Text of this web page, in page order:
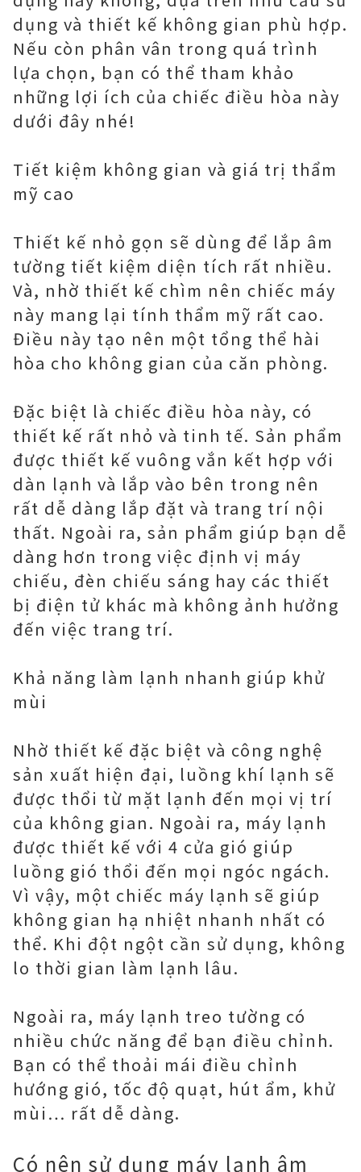
dụng và thiết kế không gian phù hợp.
Nếu còn phân vân trong quá trình
lựa chọn, bạn có thể tham khảo
những lợi ích của chiếc điều hòa này
dưới đây nhé!
Tiết kiệm không gian và giá trị thẩm
mỹ cao
Thiết kế nhỏ gọn sẽ dùng để lắp âm
tường tiết kiệm diện tích rất nhiều.
Và, nhờ thiết kế chìm nên chiếc máy
này mang lại tính thẩm mỹ rất cao.
Điều này tạo nên một tổng thể hài
hòa cho không gian của căn phòng.
Đặc biệt là chiếc điều hòa này, có
thiết kế rất nhỏ và tinh tế. Sản phẩm
được thiết kế vuông vắn kết hợp với
dàn lạnh và lắp vào bên trong nên
rất dễ dàng lắp đặt và trang trí nội
thất. Ngoài ra, sản phẩm giúp bạn dễ
dàng hơn trong việc định vị máy
chiếu, đèn chiếu sáng hay các thiết
bị điện tử khác mà không ảnh hưởng
đến việc trang trí.
Khả năng làm lạnh nhanh giúp khử
mùi
Nhờ thiết kế đặc biệt và công nghệ
sản xuất hiện đại, luồng khí lạnh sẽ
được thổi từ mặt lạnh đến mọi vị trí
của không gian. Ngoài ra, máy lạnh
được thiết kế với 4 cửa gió giúp
luồng gió thổi đến mọi ngóc ngách.
Vì vậy, một chiếc máy lạnh sẽ giúp
không gian hạ nhiệt nhanh nhất có
thể. Khi đột ngột cần sử dụng, không
lo thời gian làm lạnh lâu.
Ngoài ra, máy lạnh treo tường có
nhiều chức năng để bạn điều chỉnh.
Bạn có thể thoải mái điều chỉnh
hướng gió, tốc độ quạt, hút ẩm, khử
mùi… rất dễ dàng.
Có nên sử dụng máy lạnh âm